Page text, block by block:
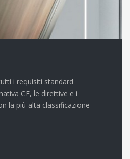
i requisiti standard
CE, le direttive e i
la più alta classificazione